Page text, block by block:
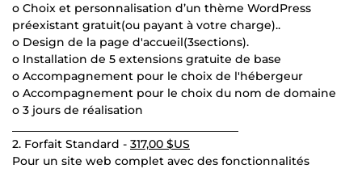
o Choix et personnalisation d’un thème WordPress
préexistant gratuit(ou payant à votre charge)..
o Design de la page d'accueil(3sections).
o Installation de 5 extensions gratuite de base
o Accompagnement pour le choix de l'hébergeur
o Accompagnement pour le choix du nom de domaine
o 3 jours de réalisation
2. Forfait Standard - 317,00 $US
Pour un site web complet avec des fonctionnalités